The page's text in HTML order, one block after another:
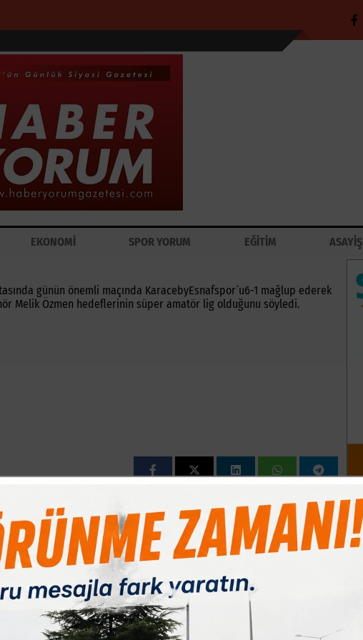
EKONOMİ SPOR YORUM EĞİTİM ASAYİŞ
günün önemli maçında KaracebyEsnafspor´u6-1 mağlup ederek
Melik Özmen hedeflerinin süper amatör lig olduğunu söyledi.
Paylas Paylas
antrenör Melik Özmen ?İlk yarı üstün oynadık golleri de ilk yarıda
ve gençlere de şans vermek istedik. Oyunu biraz rölantiye
yarıda çok fazla gol pozisyonuna girdik, genç oyuncularımız
ediyorum. Her iki takım sahada centilmence mücadele etti.
düşünüyorum. Şuan ligde 3.sıradayız, grubumuzda bu hafta
halinde ilk iki sıraya yükseleceğiz. ? dedi.
da Cihanspor´la karşılaşırken, ilk iki sırada yer alan Gemlik